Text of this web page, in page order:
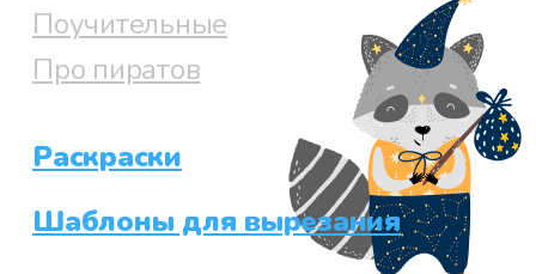
Поучительные
Про пиратов
Раскраски
Шаблоны для вырезания